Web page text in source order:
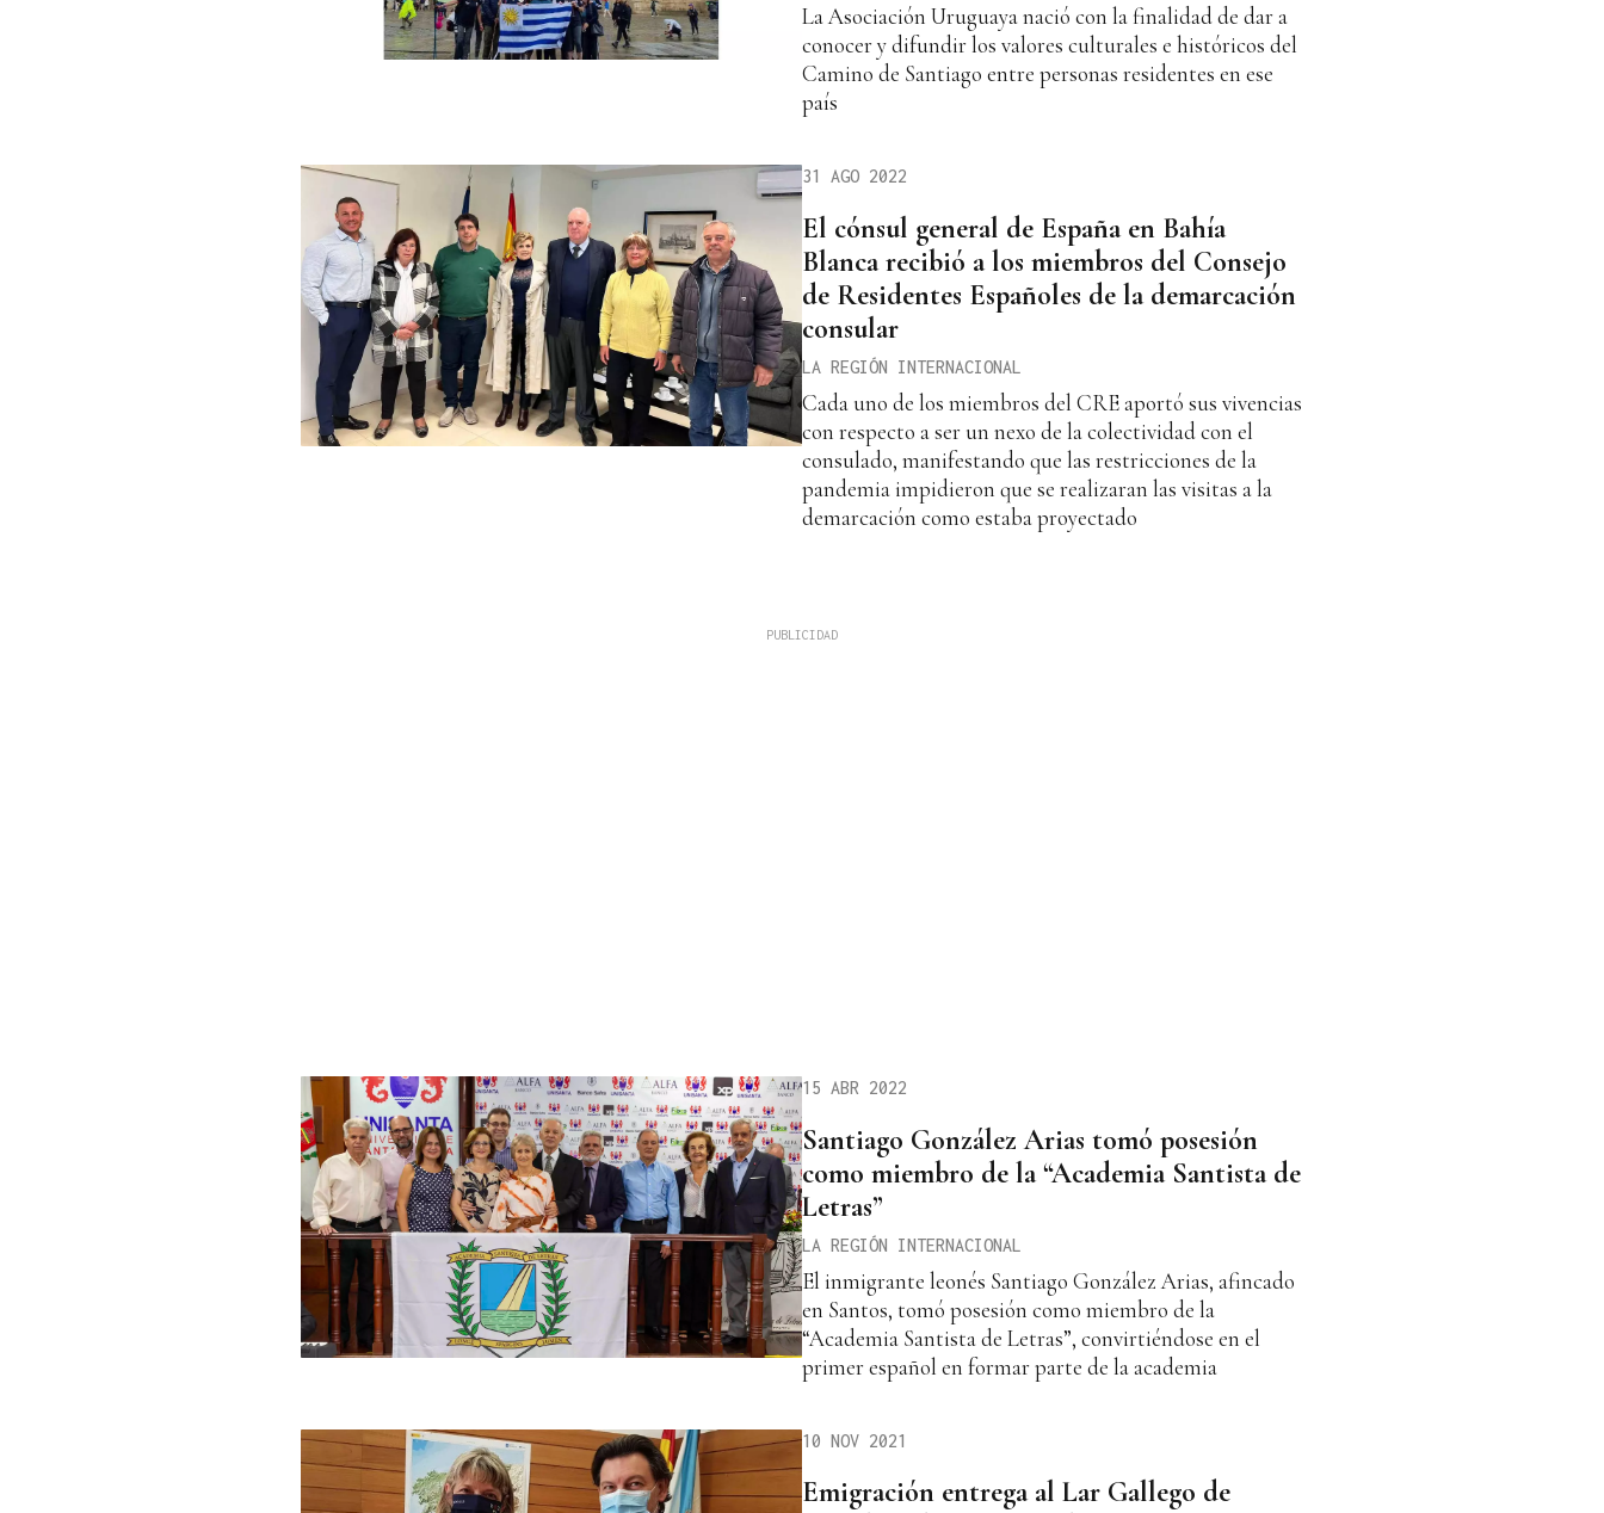
La Asociación Uruguaya nació con la finalidad de dar a
conocer y difundir los valores culturales e históricos del
Camino de Santiago entre personas residentes en ese
país
31 AGO 2022
El cónsul general de España en Bahía
Blanca recibió a los miembros del Consejo
de Residentes Españoles de la demarcación
consular
LA REGIÓN INTERNACIONAL
Cada uno de los miembros del CRE aportó sus vivencias
con respecto a ser un nexo de la colectividad con el
consulado, manifestando que las restricciones de la
pandemia impidieron que se realizaran las visitas a la
demarcación como estaba proyectado
15 ABR 2022
Santiago González Arias tomó posesión
como miembro de la “Academia Santista de
Letras”
LA REGIÓN INTERNACIONAL
El inmigrante leonés Santiago González Arias, afincado
en Santos, tomó posesión como miembro de la
“Academia Santista de Letras”, convirtiéndose en el
primer español en formar parte de la academia
10 NOV 2021
Emigración entrega al Lar Gallego de